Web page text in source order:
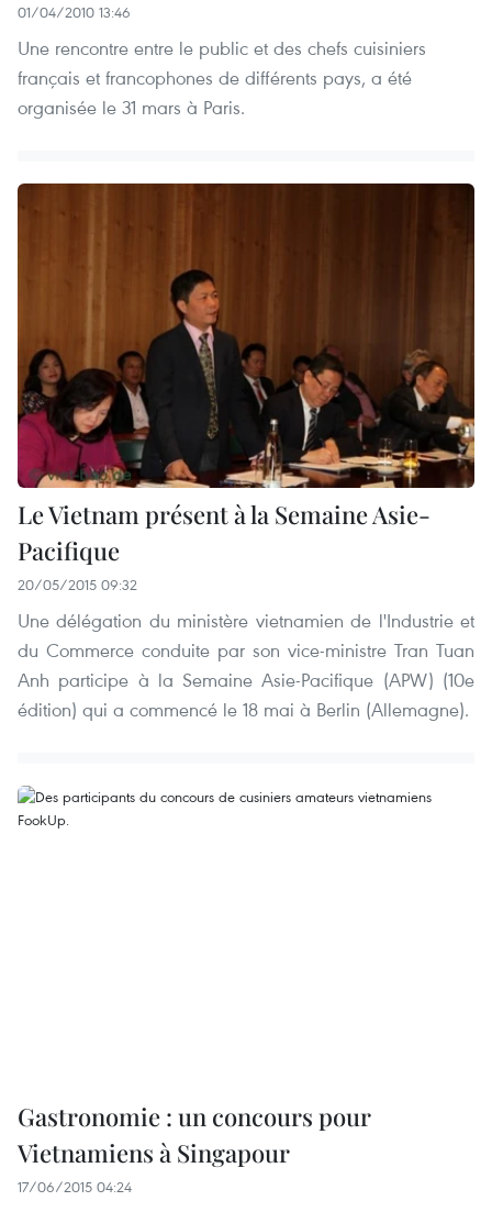
01/04/2010 13:46
Une rencontre entre le public et des chefs cuisiniers
français et francophones de différents pays, a été
organisée le 31 mars à Paris.
Le Vietnam présent à la Semaine Asie-
Pacifique
20/05/2015 09:32
Une délégation du ministère vietnamien de l'Industrie et
du Commerce conduite par son vice-ministre Tran Tuan
Anh participe à la Semaine Asie-Pacifique (APW) (10e
édition) qui a commencé le 18 mai à Berlin (Allemagne).
Gastronomie : un concours pour
Vietnamiens à Singapour
17/06/2015 04:24